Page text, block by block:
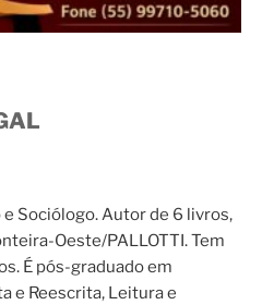
Sociólogo. Autor de 6 livros,
Oeste/PALLOTTI. Tem
É pós-graduado em
e Reescrita, Leitura e